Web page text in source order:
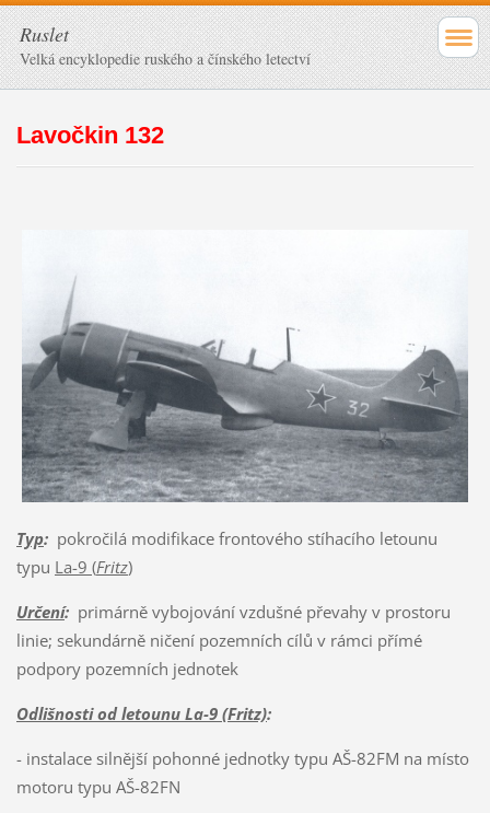
Ruslet
Velká encyklopedie ruského a čínského letectví
Lavočkin 132
Typ:pokročilá modifikace frontového stíhacího letounu
typu La-9 (Fritz)
Určení:primárně vybojování vzdušné převahy v prostoru
linie; sekundárně ničení pozemních cílů v rámci přímé
podpory pozemních jednotek
Odlišnosti od letounu La-9 (Fritz):
- instalace silnější pohonné jednotky typu AŠ-82FM na místo
motoru typu AŠ-82FN